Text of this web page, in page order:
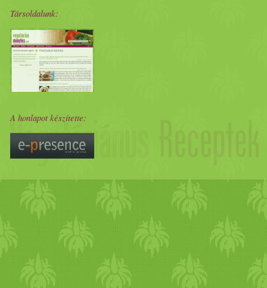
Társoldalunk:
A honlapot készítette: